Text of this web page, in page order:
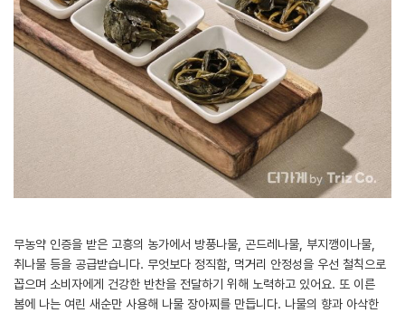
무농약 인증을 받은 고흥의 농가에서 방풍나물, 곤드레나물, 부지깽이나물,
취나물 등을 공급받습니다. 무엇보다 정직함, 먹거리 안정성을 우선 철칙으로
꼽으며 소비자에게 건강한 반찬을 전달하기 위해 노력하고 있어요. 또 이른
봄에 나는 여린 새순만 사용해 나물 장아찌를 만듭니다. 나물의 향과 아삭한